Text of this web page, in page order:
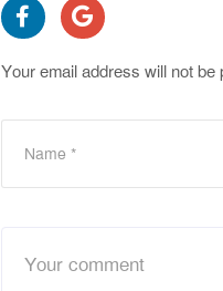
Your email address will not be